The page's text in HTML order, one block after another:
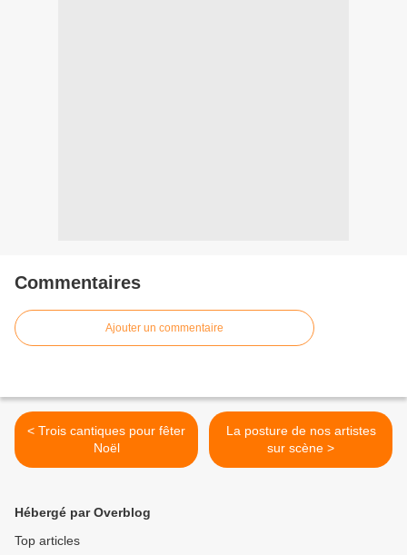
Commentaires
Ajouter un commentaire
< Trois cantiques pour fêter
Noël
La posture de nos artistes
sur scène >
Hébergé par Overblog
Top articles